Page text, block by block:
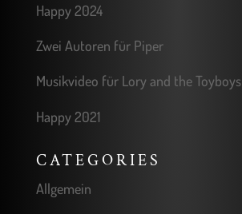
Happy 2024
Zwei Autoren für Piper
Musikvideo für Lory and the Toyboys
Happy 2021
CATEGORIES
Allgemein